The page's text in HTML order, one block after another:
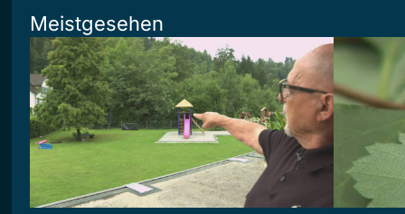
Meistgesehen